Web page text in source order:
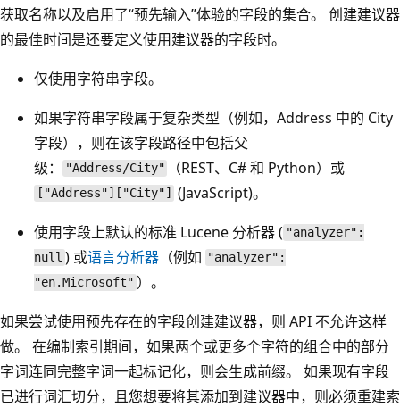
获取名称以及启用了“预先输入”体验的字段的集合。 创建建议器
的最佳时间是还要定义使用建议器的字段时。
仅使用字符串字段。
如果字符串字段属于复杂类型（例如，Address 中的 City
字段），则在该字段路径中包括父
级：
"Address/City" （REST、C# 和 Python）或
["Address"]["City"]
(JavaScript)。
使用字段上默认的标准 Lucene 分析器 ( "analyzer":
null ) 或语言分析器（例如 "analyzer":
"en.Microsoft" ）。
如果尝试使用预先存在的字段创建建议器，则 API 不允许这样
做。 在编制索引期间，如果两个或更多个字符的组合中的部分
字词连同完整字词一起标记化，则会生成前缀。 如果现有字段
已进行词汇切分，且您想要将其添加到建议器中，则必须重建索